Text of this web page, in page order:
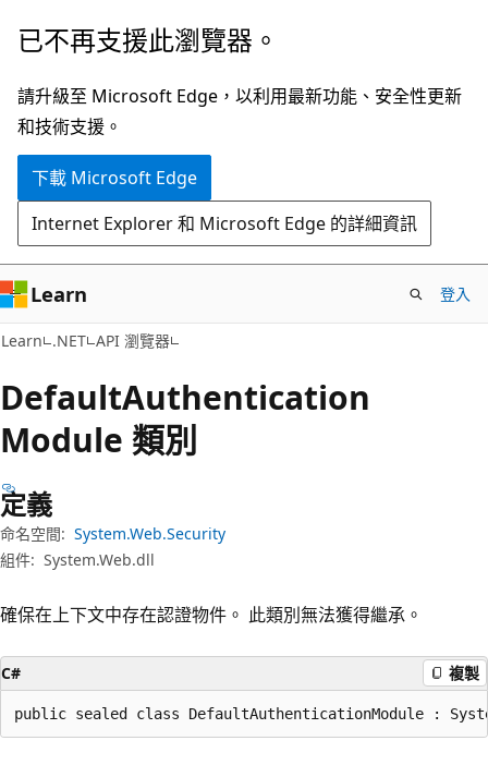
跳
主
要
內
跳
頁
面
內
覽
已不再支援此瀏覽器。
請升級至 Microsoft Edge，以利用最新功能、安全性更新
和技術支援。
下載 Microsoft Edge
Internet Explorer 和 Microsoft Edge 的詳細資訊
Learn 登入
Learn .NET API 瀏覽器
DefaultAuthentication
Module 類別
定義
命名空間: System.Web.Security
組件: System.Web.dll
確保在上下文中存在認證物件。 此類別無法獲得繼承。
C# 複製
public sealed class DefaultAuthenticationModule :